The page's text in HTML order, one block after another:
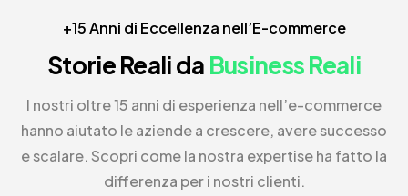
+15 Anni di Eccellenza nell’E-commerce
Storie Reali da Business Reali
I nostri oltre 15 anni di esperienza nell’e-commerce
hanno aiutato le aziende a crescere, avere successo
e scalare. Scopri come la nostra expertise ha fatto la
differenza per i nostri clienti.